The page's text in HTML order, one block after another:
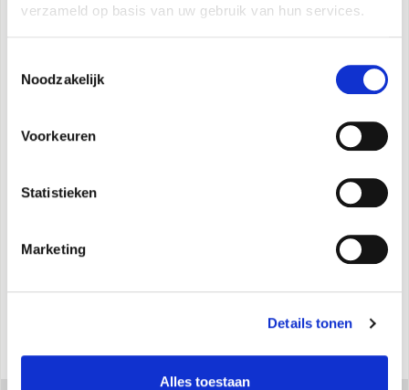
verzameld op basis van uw gebruik van hun services.
Noodzakelijk
Voorkeuren
Statistieken
Marketing
Details tonen
Alles toestaan
hernieuwde lucht wordt gegarandeerd.
Multifunctioneel elektronisch bedieningspaneel
de snelheid voor stoomafgifte in te stellen, de
activeren.
CHROMOTHERAPIE
De in het water ondergedompelde led verandert
langzaam van kleur en creëert
een intieme en ontspannende sfeer